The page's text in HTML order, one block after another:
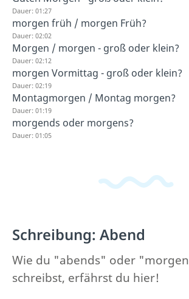
Dauer: 01:27
morgen früh / morgen Früh?
Dauer: 02:02
Morgen / morgen - groß oder klein?
Dauer: 02:12
morgen Vormittag - groß oder klein?
Dauer: 02:19
Montagmorgen / Montag morgen?
Dauer: 01:19
morgends oder morgens?
Dauer: 01:05
Schreibung: Abend
Wie du "abends" oder
schreibst, erfährst du hier!